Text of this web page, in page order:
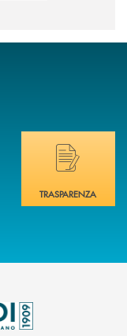
immediata?
Hai bisogno di
TRASPARENZA